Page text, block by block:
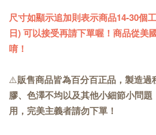
尺寸如顯示追加則表示商品14-30個
日) 可以接受再請下單喔！商品從美
唷！
⚠️販售商品皆為百分百正品，製造
膠、色澤不均以及其他小細節小問
用，完美主義者請勿下單！